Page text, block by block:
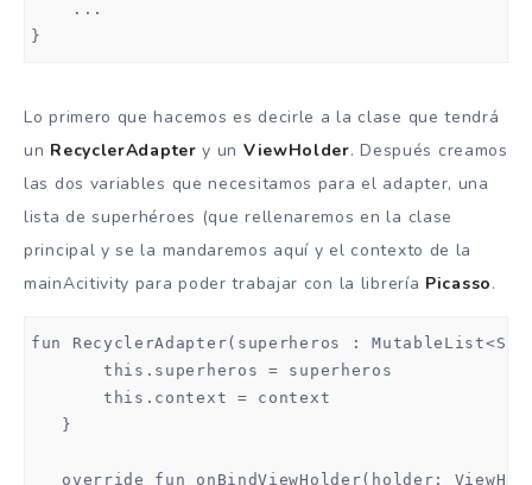
    ...
}
Lo primero que hacemos es decirle a la clase que tendrá
un RecyclerAdaptery un ViewHolder. Después creamos
las dos variables que necesitamos para el adapter, una
lista de superhéroes (que rellenaremos en la clase
principal y se la mandaremos aquí y el contexto de la
mainAcitivity para poder trabajar con la librería Picasso.
fun RecyclerAdapter(superheros :
       this.superheros = superheros
       this.context = context
   }
override fun onBindViewHolder(holder: